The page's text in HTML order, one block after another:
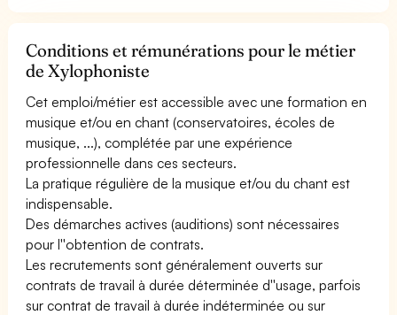
Conditions et rémunérations pour le métier
de Xylophoniste
Cet emploi/métier est accessible avec une formation en
musique et/ou en chant (conservatoires, écoles de
musique, ...), complétée par une expérience
professionnelle dans ces secteurs.
La pratique régulière de la musique et/ou du chant est
indispensable.
Des démarches actives (auditions) sont nécessaires
pour l''obtention de contrats.
Les recrutements sont généralement ouverts sur
contrats de travail à durée déterminée d''usage, parfois
sur contrat de travail à durée indéterminée ou sur